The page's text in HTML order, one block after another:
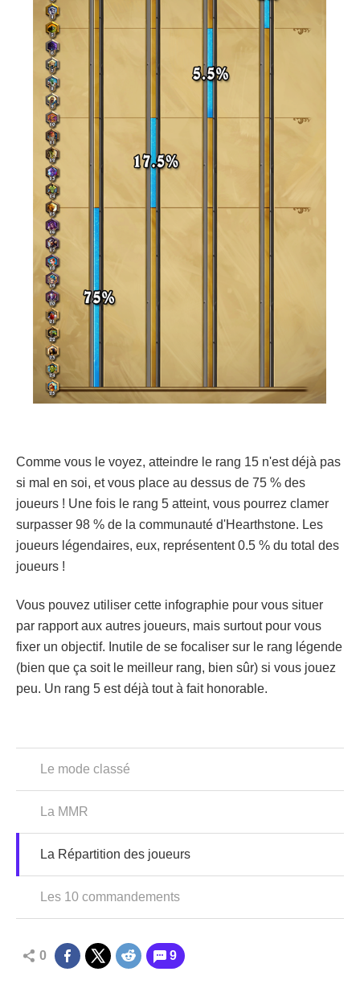
Comme vous le voyez, atteindre le rang 15 n'est déjà pas
si mal en soi, et vous place au dessus de 75 % des
joueurs ! Une fois le rang 5 atteint, vous pourrez clamer
surpasser 98 % de la communauté d'Hearthstone. Les
joueurs légendaires, eux, représentent 0.5 % du total des
joueurs !
Vous pouvez utiliser cette infographie pour vous situer
par rapport aux autres joueurs, mais surtout pour vous
fixer un objectif. Inutile de se focaliser sur le rang légende
(bien que ça soit le meilleur rang, bien sûr) si vous jouez
peu. Un rang 5 est déjà tout à fait honorable.
Le mode classé
La MMR
La Répartition des joueurs
Les 10 commandements
0 9